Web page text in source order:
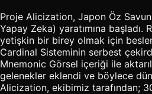
Proje Alicization, Japon Öz
Yapay Zeka) yaratımına
yetişkin bir birey olmak için
Cardinal Sisteminin serbest
Mnemonic Görsel içeriği ile
gelenekler eklendi ve böylece
Alicization, ekibimiz tarafından;